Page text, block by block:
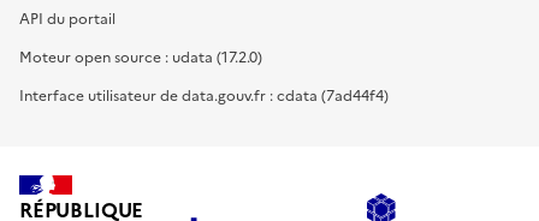
API du portail
Moteur open source : udata (17.2.0)
Interface utilisateur de data.gouv.fr : cdata (7ad44f4)
RÉPUBLIQUE